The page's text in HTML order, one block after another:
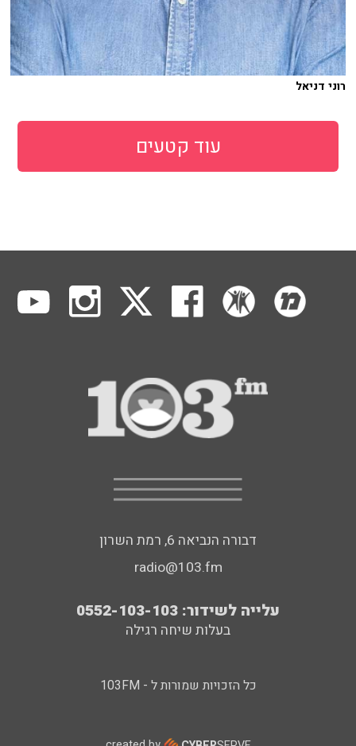
רוני דניאל
עוד קטעים
דבורה הנביאה 6, רמת השרון
radio@103.fm
עלייה לשידור: 0552-103-103
בעלות שיחה רגילה
כל הזכויות שמורות ל - 103FM